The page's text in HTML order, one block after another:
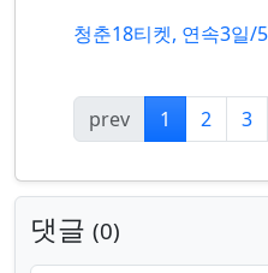
청춘18티켓, 연속3일/
prev 1 2 3
댓글 0